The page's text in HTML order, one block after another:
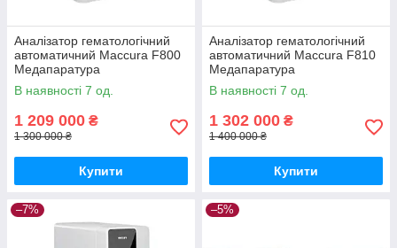
Аналізатор гематологічний
автоматичний Maccura F800
Медапаратура
В наявності 7 од.
1 209 000 ₴
1 300 000 ₴
Купити
Аналізатор гематологічний
автоматичний Maccura F810
Медапаратура
В наявності 7 од.
1 302 000 ₴
1 400 000 ₴
Купити
–7% –5%